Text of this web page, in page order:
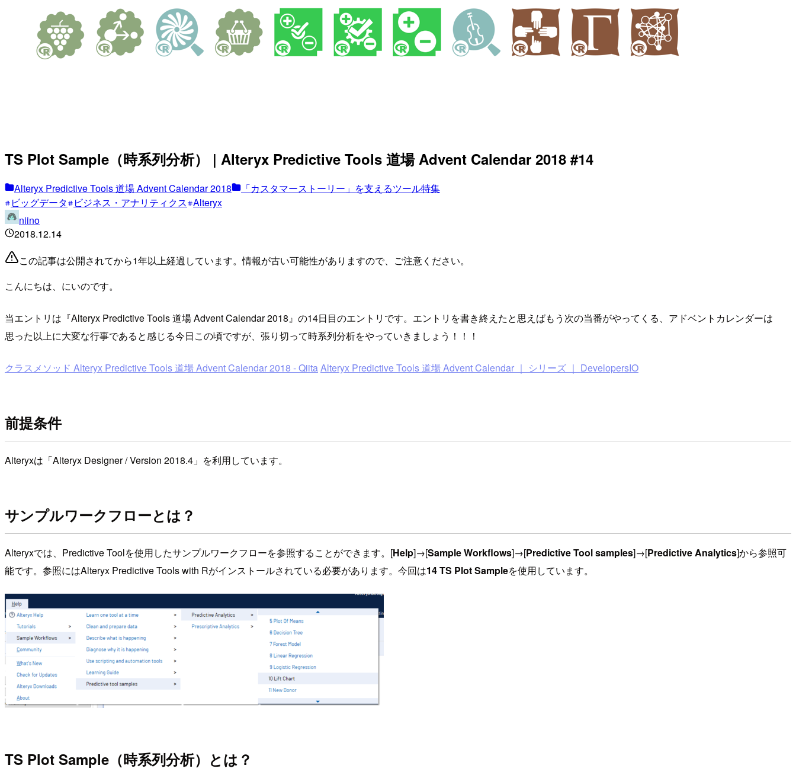
TS Plot Sample（時系列分析） | Alteryx Predictive Tools 道場 Advent Calendar 2018 #14
Alteryx Predictive Tools 道場 Advent Calendar 2018
「カスタマーストーリー」を支えるツール特集
ビッグデータ
ビジネス・アナリティクス Alteryx
niino
2018.12.14
この記事は公開されてから1年以上経過しています。情報が古い可能性がありますので、ご注意ください。
こんにちは、にいのです。
当エントリは『Alteryx Predictive Tools 道場 Advent Calendar 2018』の14日目のエントリです。エントリを書き終えたと思えばもう次の当番がやってくる、アドベントカレンダーは
思った以上に大変な行事であると感じる今日この頃ですが、張り切って時系列分析をやっていきましょう！！！
クラスメソッド Alteryx Predictive Tools 道場 Advent Calendar 2018 - QiitaAlteryx Predictive Tools 道場 Advent Calendar ｜ シリーズ ｜ DevelopersIO
前提条件
Alteryxは「Alteryx Designer / Version 2018.4」を利用しています。
サンプルワークフローとは？
Alteryxでは、Predictive Toolを使用したサンプルワークフローを参照することができます。[Help]→[Sample Workflows]→[Predictive Tool samples]→[Predictive Analytics]から参照可
能です。参照にはAlteryx Predictive Tools with Rがインストールされている必要があります。今回は14 TS Plot Sampleを使用しています。
TS Plot Sample（時系列分析）とは？